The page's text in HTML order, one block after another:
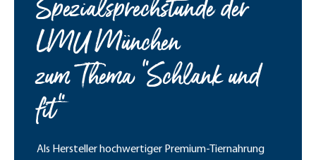
Spezialsprechstunde der
LMU München
zum Thema "Schlank und
fit"
Als Hersteller hochwertiger Premium-Tiernahrung